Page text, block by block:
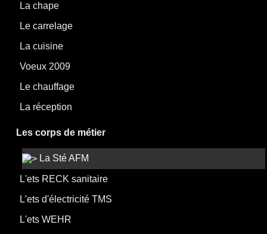
La chape
Le carrelage
La cuisine
Voeux 2009
Le chauffage
La réception
Les corps de métier
La Sté AFM
L'ets RECK sanitaire
L'ets d'électricité TMS
L'ets WEHR